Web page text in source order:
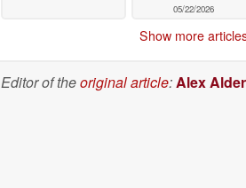
05/22/2026
Show more
Editor of theoriginal article:Alex